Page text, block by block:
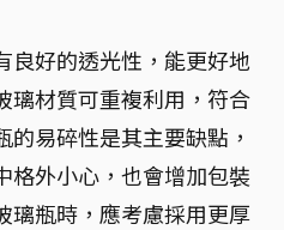
良好的透光性，能更好地
璃材質可重複利用，符合
易碎性是其主要缺點，
格外小心，也會增加包裝
璃瓶時，應考慮採用更厚